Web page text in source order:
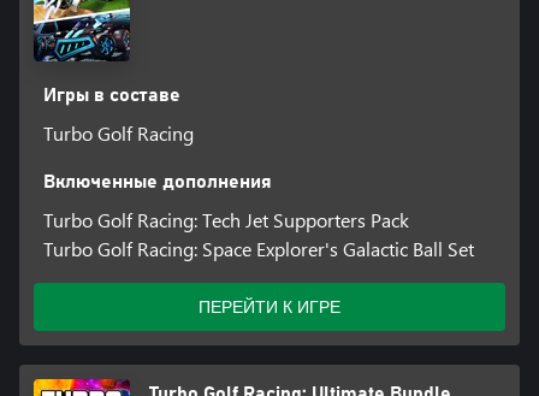
Игры в составе
Turbo Golf Racing
Включенные дополнения
Turbo Golf Racing: Tech Jet Supporters Pack
Turbo Golf Racing: Space Explorer's Galactic Ball Set
ПЕРЕЙТИ К ИГРЕ